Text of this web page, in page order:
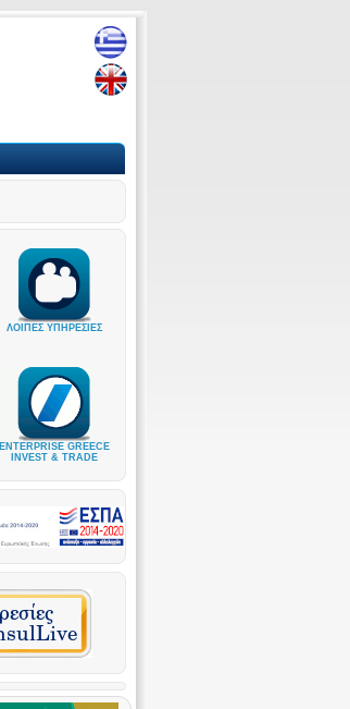
ΛΟΙΠΕΣ ΥΠΗΡΕΣΙΕΣ
ENTERPRISE GREECE
INVEST & TRADE